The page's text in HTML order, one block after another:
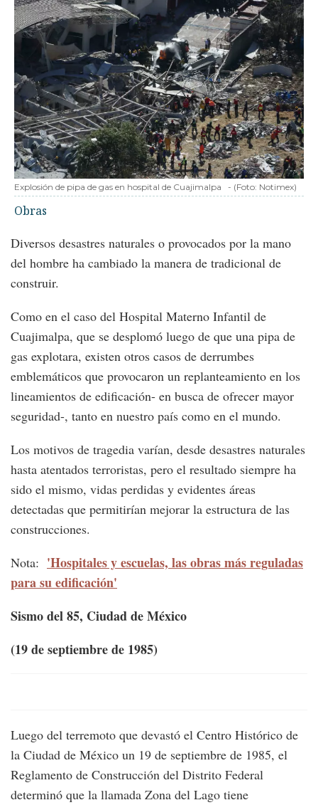
Explosión de pipa de gas en hospital de Cuajimalpa - (Foto: Notimex)
Obras
Diversos desastres naturales o provocados por la mano
del hombre ha cambiado la manera de tradicional de
construir.
Como en el caso del Hospital Materno Infantil de
Cuajimalpa, que se desplomó luego de que una pipa de
gas explotara, existen otros casos de derrumbes
emblemáticos que provocaron un replanteamiento en los
lineamientos de edificación- en busca de ofrecer mayor
seguridad-, tanto en nuestro país como en el mundo.
Los motivos de tragedia varían, desde desastres naturales
hasta atentados terroristas, pero el resultado siempre ha
sido el mismo, vidas perdidas y evidentes áreas
detectadas que permitirían mejorar la estructura de las
construcciones.
Nota: 'Hospitales y escuelas, las obras más reguladas
para su edificación'
Sismo del 85, Ciudad de México
(19 de septiembre de 1985)
Luego del terremoto que devastó el Centro Histórico de
la Ciudad de México un 19 de septiembre de 1985, el
Reglamento de Construcción del Distrito Federal
determinó que la llamada Zona del Lago tiene